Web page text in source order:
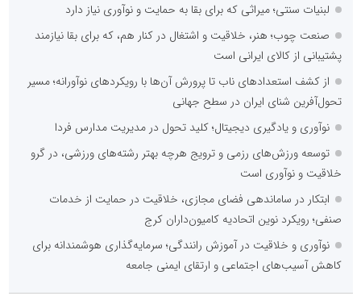
لبنیات سنتی؛ میراثی که برای بقا به حمایت و نوآوری نیاز دارد
صنعت چوب؛ هنر، خلاقیت و اشتغال در کنار هم، که برای بقا نیازمند
پشتیبانی از کالای ایرانی است
از کشف استعدادهای ناب تا پرورش آن‌ها با رویکردهای نوآورانه؛ مسیر
تحول‌آفرین شنای ایران در سطح جهانی
نوآوری و یادگیری دیجیتال؛ کلید تحول در مدیریت مدارس فردا
توسعه ورزش‌های رزمی و ترویج هرچه بهتر رشته‌های ورزشی، در گرو
خلاقیت و نوآوری است
ابتکار در ساماندهی فضای مجازی، خلاقیت در حمایت از خدمات
صنفی؛ رویکرد نوین اتحادیه کامیون‌داران کرج
نوآوری و خلاقیت در آموزش رانندگی؛ سرمایه‌گذاری هوشمندانه برای
کاهش آسیب‌های اجتماعی و ارتقای ایمنی جامعه